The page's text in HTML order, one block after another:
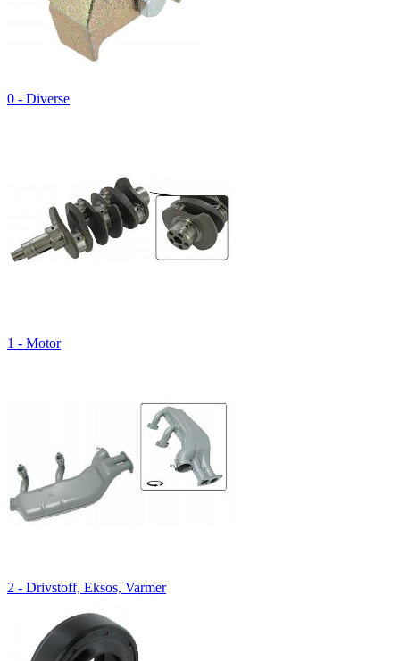
0 - Diverse
1 - Motor
2 - Drivstoff, Eksos, Varmer